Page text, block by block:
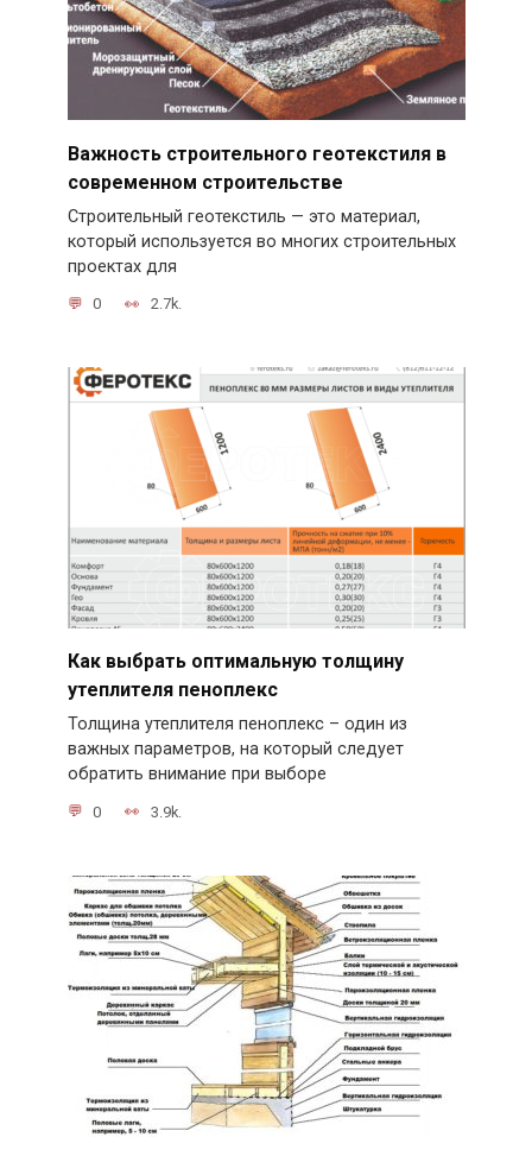
Важность строительного геотекстиля в
современном строительстве
Строительный геотекстиль — это материал,
который используется во многих строительных
проектах для
0 2.7k.
Как выбрать оптимальную толщину
утеплителя пеноплекс
Толщина утеплителя пеноплекс – один из
важных параметров, на который следует
обратить внимание при выборе
0 3.9k.